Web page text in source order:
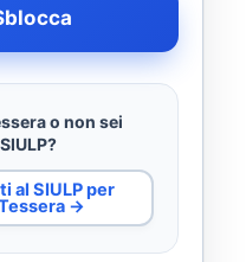
o non sei
al SIULP per
→